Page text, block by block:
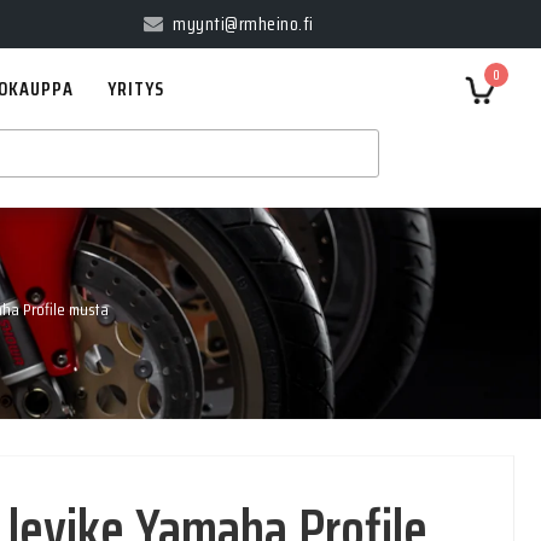
myynti@rmheino.fi
0
YRITYS
Profile musta